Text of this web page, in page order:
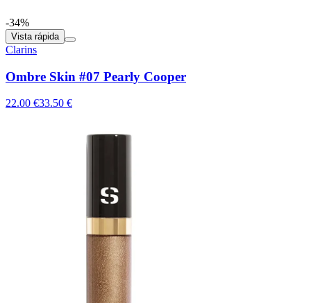
-34%
Vista rápida
Clarins
Ombre Skin #07 Pearly Cooper
22.00 €33.50 €